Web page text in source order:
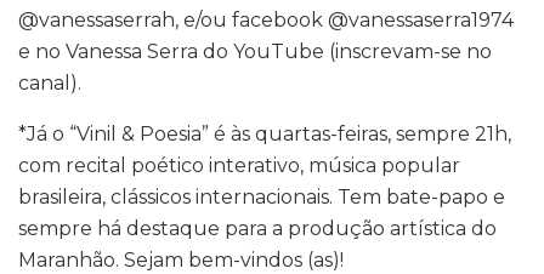
@vanessaserrah, e/ou facebook @vanessaserra1974
e no Vanessa Serra do YouTube (inscrevam-se no
canal).
*Já o “Vinil & Poesia” é às quartas-feiras, sempre 21h,
com recital poético interativo, música popular
brasileira, clássicos internacionais. Tem bate-papo e
sempre há destaque para a produção artística do
Maranhão. Sejam bem-vindos (as)!